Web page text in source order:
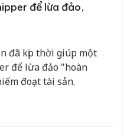
để lừa đảo,
đã kịp thời giúp một
để lừa đảo "hoàn
đoạt tài sản.
Moyuum giả
An Giang: Đối tượng